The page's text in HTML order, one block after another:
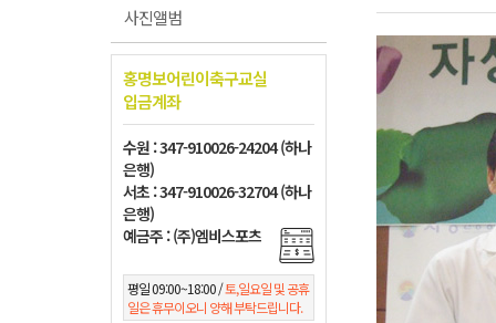
사진앨범
홍명보어린이축구교실
입금계좌
수원 : 347-910026-24204 (하나
은행)
서초 : 347-910026-32704 (하나
은행)
예금주 : (주)엠비스포츠
평일 09:00~18:00 /토,일요일 및 공휴
일은 휴무이오니 양해 부탁드립니다.